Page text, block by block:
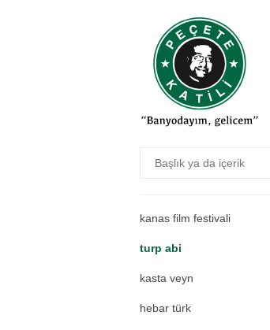
tek dişi kalmış canavar
hamalaya
ekskalebur
önce bir kaç gözyaşı
moka çaklıt vaka
kanas film festivali
turp abi
kasta veyn
hebar türk